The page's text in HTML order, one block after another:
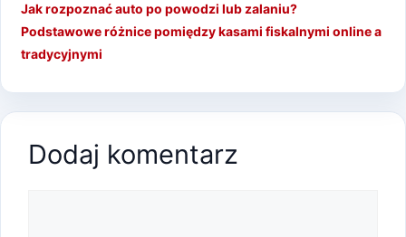
Jak rozpoznać auto po powodzi lub zalaniu?
Podstawowe różnice pomiędzy kasami fiskalnymi online a
tradycyjnymi
Dodaj komentarz